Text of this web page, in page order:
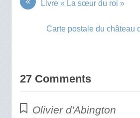
Livre « La sœur du roi »
Carte postale du château
27 Comments
Olivier d'Abington